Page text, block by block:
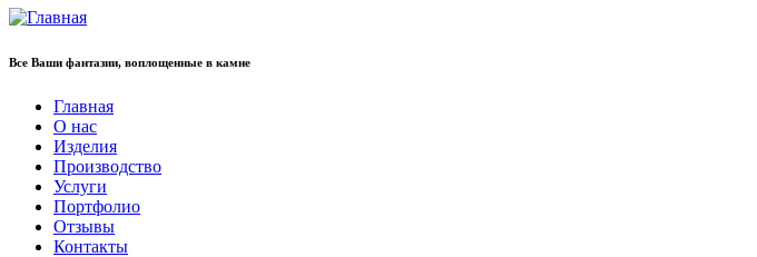
Все Ваши фантазии, воплощенные в камне
Главная
О нас
Изделия
Производство
Услуги
Портфолио
Отзывы
Контакты